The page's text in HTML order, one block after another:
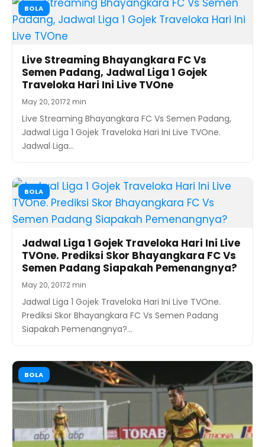
BOLA
Live Streaming Bhayangkara FC Vs
Semen Padang, Jadwal Liga 1 Gojek
Traveloka Hari Ini Live TVOne
May 20, 20172 min
Live Streaming Bhayangkara FC Vs Semen Padang,
Jadwal Liga 1 Gojek Traveloka Hari Ini Live TVOne.
Jadwal Liga…
BOLA
Jadwal Liga 1 Gojek Traveloka Hari Ini Live
TVOne. Prediksi Skor Bhayangkara FC Vs
Semen Padang Siapakah Pemenangnya?
May 20, 20172 min
Jadwal Liga 1 Gojek Traveloka Hari Ini Live TVOne.
Prediksi Skor Bhayangkara FC Vs Semen Padang
Siapakah Pemenangnya?…
BOLA